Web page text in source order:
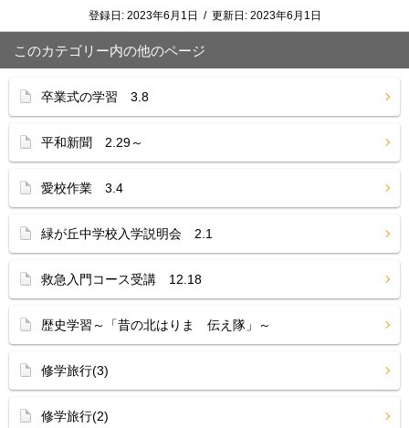
登録日: 2023年6月1日 / 更新日: 2023年6月1日
このカテゴリー内の他のページ
卒業式の学習 3.8
平和新聞 2.29～
愛校作業 3.4
緑が丘中学校入学説明会 2.1
救急入門コース受講 12.18
歴史学習～「昔の北はりま 伝え隊」～
修学旅行(3)
修学旅行(2)